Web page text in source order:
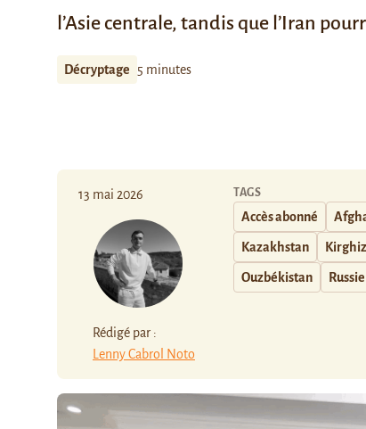
l’Asie centrale, tandis que l’Iran
Décryptage 5 minutes
13 mai 2026
Rédigé par :
Lenny Cabrol Noto
TAGS
Accès abonné
Kazakhstan
Ouzbékistan Russie